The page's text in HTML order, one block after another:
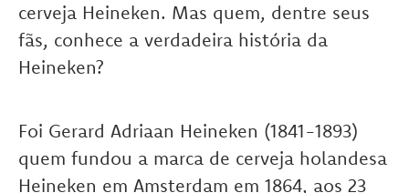
cerveja Heineken. Mas quem, dentre seus
fãs, conhece a verdadeira história da
Heineken?
Foi Gerard Adriaan Heineken (1841-1893)
quem fundou a marca de cerveja holandesa
Heineken em Amsterdam em 1864, aos 23